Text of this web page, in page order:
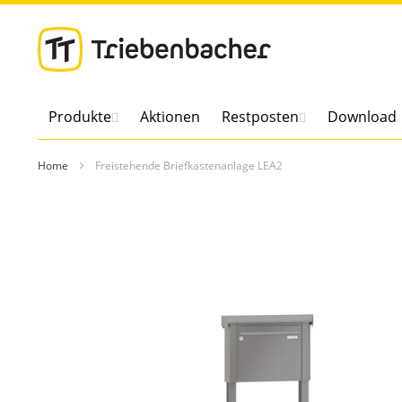
Direkt
zum
Produkte Aktionen Restposten Download
Home Freistehende Briefkastenanlage LEA2